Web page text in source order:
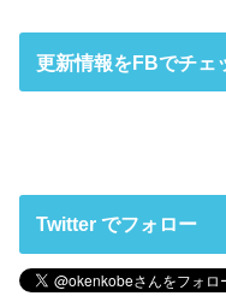
更新情報をFBでチェ
Twitter でフォロー